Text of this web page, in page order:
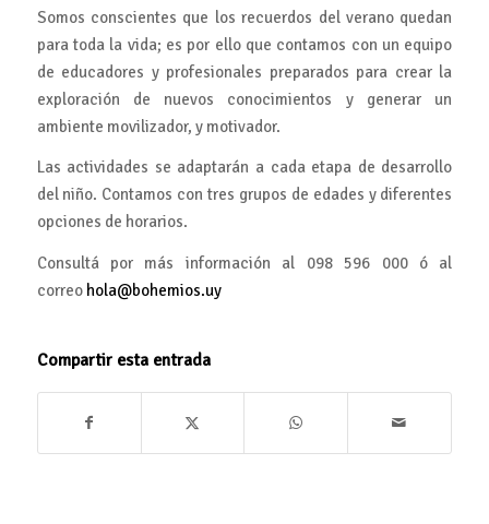
Somos conscientes que los recuerdos del verano quedan
para toda la vida; es por ello que contamos con un equipo
de educadores y profesionales preparados para crear la
exploración de nuevos conocimientos y generar un
ambiente movilizador, y motivador.
Las actividades se adaptarán a cada etapa de desarrollo
del niño. Contamos con tres grupos de edades y diferentes
opciones de horarios.
Consultá por más información al 098 596 000 ó al
correo hola@bohemios.uy
Compartir esta entrada